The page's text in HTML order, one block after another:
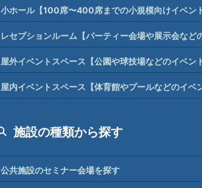
小ホール【100席〜400席までの小規模向けイベント
レセプションルーム【パーティー会場や展示会など
屋外イベントスペース【公園や球技場などのイベン
屋内イベントスペース【体育館やプールなどのイベ
施設の種類から探す
公共施設のセミナー会場を探す